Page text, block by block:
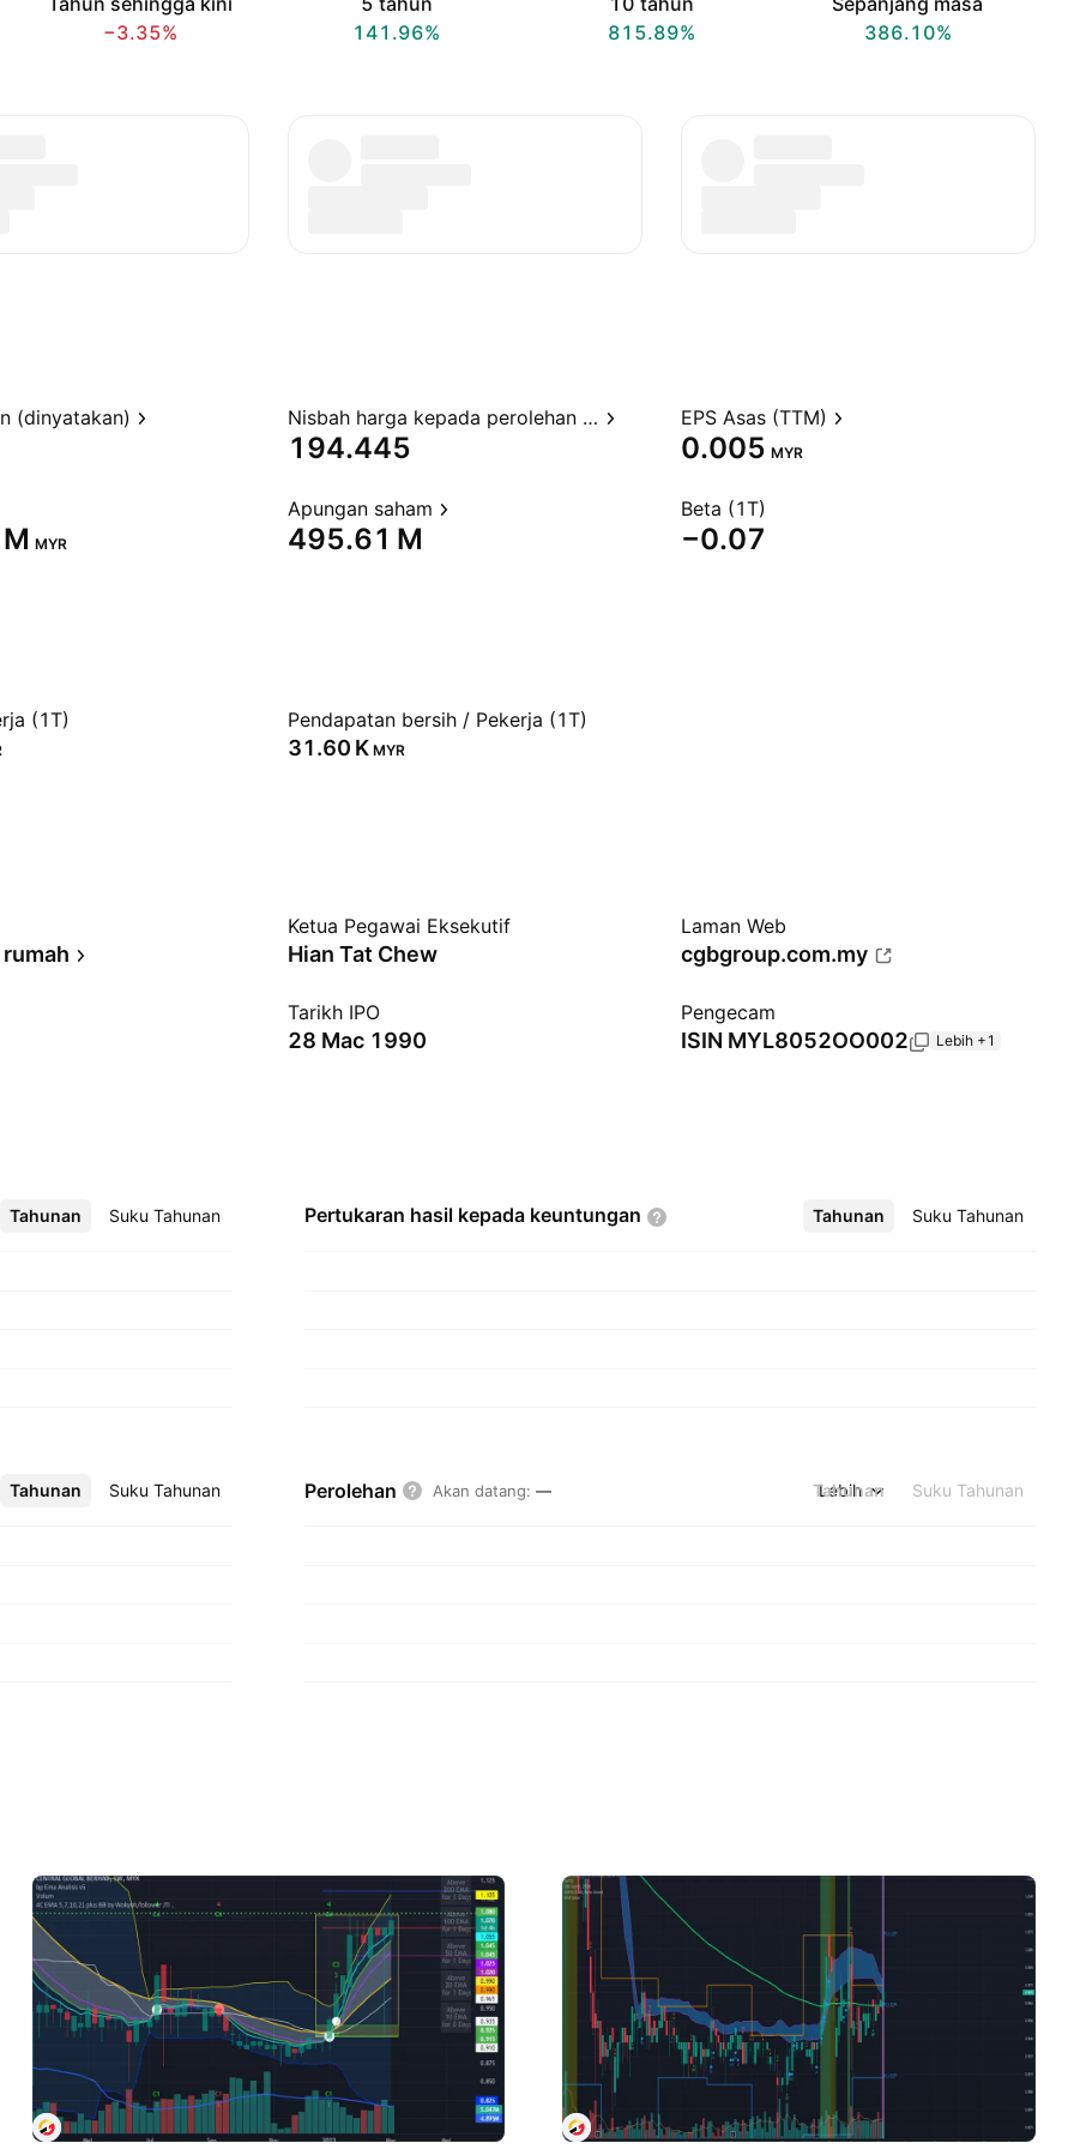
−3.35%
141.96%
815.89%
386.10%
(dinyatakan) Nisbah harga kepada perolehan (TTM)
194.445
EPS Asas (TTM)
0.005 MYR
MYR
Apungan saham
‪495.61 M‬
Beta (1T)
−0.07
(1T) Pendapatan bersih / Pekerja (1T)
‪31.60 K‬ MYR
Ketua Pegawai Eksekutif
Hian Tat Chew
Laman Web
cgbgroup.com.my
Tarikh IPO
28 Mac 1990
Pengecam
ISIN MYL8052OO002 Lebih +1
Tahunan Suku Tahunan
Lebih Pertukaran hasil kepada keuntungan Tahunan Suku Tahunan
Lebih
Tahunan Suku Tahunan
Lebih Perolehan Akan datang: — Tahunan Suku Tahunan
Lebih